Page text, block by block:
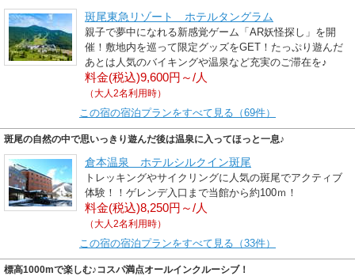
斑尾東急リゾート ホテルタングラム
親子で夢中になれる新感覚ゲーム「AR妖怪探し」を開
催！敷地内を巡って限定グッズをGET！たっぷり遊んだ
あとは人気のバイキングや温泉など充実のご滞在を♪
料金(税込)9,600円～/人
（大人2名利用時）
この宿の宿泊プランをすべて見る（69件）
斑尾の自然の中で思いっきり遊んだ後は温泉に入ってほっと一息♪
倉本温泉 ホテルシルクイン斑尾
トレッキングやサイクリングに人気の斑尾でアクティブ
体験！！ゲレンデ入口まで当館から約100ｍ！
料金(税込)8,250円～/人
（大人2名利用時）
この宿の宿泊プランをすべて見る（33件）
標高1000mで楽しむ♪コスパ満点オールインクルーシブ！